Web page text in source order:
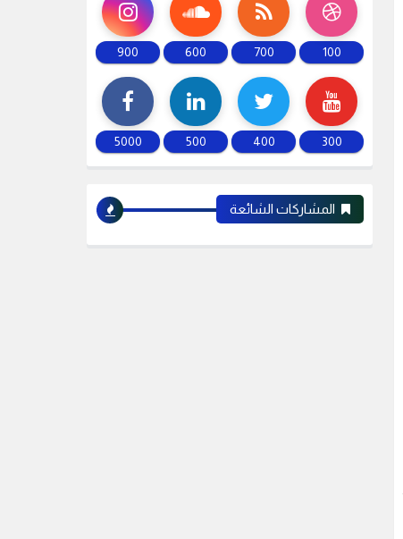
100
700
600
900
300
400
500
5000
المشاركات الشائعة